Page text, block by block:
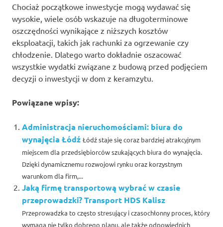
Chociaż początkowe inwestycje mogą wydawać się
wysokie, wiele osób wskazuje na długoterminowe
oszczędności wynikające z niższych kosztów
eksploatacji, takich jak rachunki za ogrzewanie czy
chłodzenie. Dlatego warto dokładnie oszacować
wszystkie wydatki związane z budową przed podjęciem
decyzji o inwestycji w dom z keramzytu.
Powiązane wpisy:
Administracja nieruchomościami: biura do
wynajęcia Łódź Łódź staje się coraz bardziej atrakcyjnym
miejscem dla przedsiębiorców szukających biura do wynajęcia.
Dzięki dynamicznemu rozwojowi rynku oraz korzystnym
warunkom dla firm,...
Jaką firmę transportową wybrać w czasie
przeprowadzki? Transport HDS Kalisz
Przeprowadzka to często stresujący i czasochłonny proces, który
wymaga nie tylko dobrego planu, ale także odpowiednich